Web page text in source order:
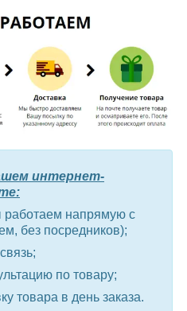
интернет-
работаем напрямую с
без посредников);
по товару;
товара в день заказа.